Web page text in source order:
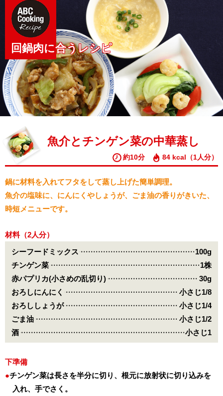
回鍋肉に合うレシピ
魚介とチンゲン菜の中華蒸し
約10分 84 kcal（1人分）
鍋に材料を入れてフタをして蒸し上げた簡単調理。
魚介の塩味に、にんにくやしょうが、ごま油の香りがきいた、
時短メニューです。
材料（2人分）
シーフードミックス
100g
チンゲン菜
1株
赤パプリカ(小さめの乱切り)
30g
おろしにんにく
小さじ1/8
おろししょうが
小さじ1/4
ごま油
小さじ1/2
酒
小さじ1
下準備
チンゲン菜は長さを半分に切り、根元に放射状に切り込みを
入れ、手でさく。